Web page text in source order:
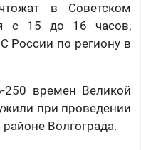
в Советском
с 15 до 16 часов,
России по региону в
времен Великой
при проведении
Волгограда.